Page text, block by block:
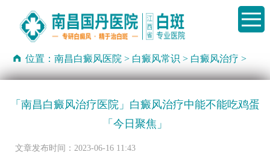
位置：南昌白癜风医院 > 白癜风常识 > 白癜风治疗 >
「南昌白癜风治疗医院」白癜风治疗中能不能吃鸡蛋
「今日聚焦」
文章发布时间：2023-06-16 11:43